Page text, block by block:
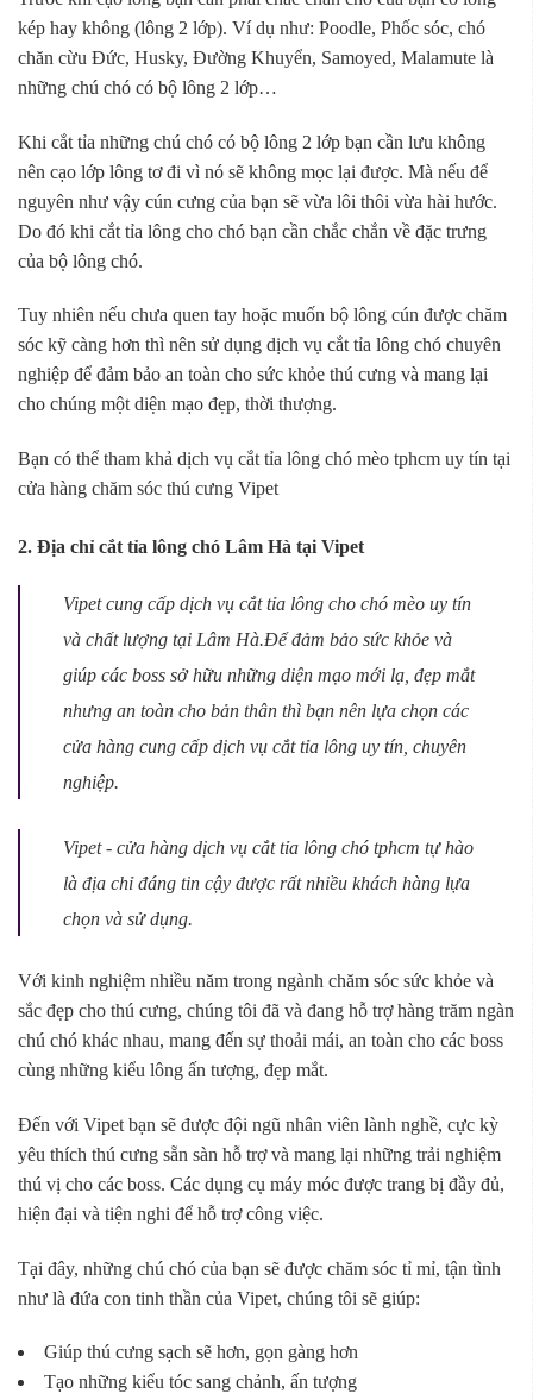
kép hay không (lông 2 lớp). Ví dụ như: Poodle, Phốc sóc, chó
chăn cừu Đức, Husky, Đường Khuyển, Samoyed, Malamute là
những chú chó có bộ lông 2 lớp…
Khi cắt tỉa những chú chó có bộ lông 2 lớp bạn cần lưu không
nên cạo lớp lông tơ đi vì nó sẽ không mọc lại được. Mà nếu để
nguyên như vậy cún cưng của bạn sẽ vừa lôi thôi vừa hài hước.
Do đó khi cắt tỉa lông cho chó bạn cần chắc chắn về đặc trưng
của bộ lông chó.
Tuy nhiên nếu chưa quen tay hoặc muốn bộ lông cún được chăm
sóc kỹ càng hơn thì nên sử dụng dịch vụ cắt tỉa lông chó chuyên
nghiệp để đảm bảo an toàn cho sức khỏe thú cưng và mang lại
cho chúng một diện mạo đẹp, thời thượng.
Bạn có thể tham khả dịch vụ cắt tỉa lông chó mèo tphcm uy tín tại
cửa hàng chăm sóc thú cưng Vipet
2. Địa chỉ cắt tỉa lông chó Lâm Hà tại Vipet
Vipet cung cấp dịch vụ cắt tỉa lông cho chó mèo uy tín
và chất lượng tại Lâm Hà.Để đảm bảo sức khỏe và
giúp các boss sở hữu những diện mạo mới lạ, đẹp mắt
nhưng an toàn cho bản thân thì bạn nên lựa chọn các
cửa hàng cung cấp dịch vụ cắt tỉa lông uy tín, chuyên
nghiệp.
Vipet - cửa hàng dịch vụ cắt tỉa lông chó tphcm tự hào
là địa chỉ đáng tin cậy được rất nhiều khách hàng lựa
chọn và sử dụng.
Với kinh nghiệm nhiều năm trong ngành chăm sóc sức khỏe và
sắc đẹp cho thú cưng, chúng tôi đã và đang hỗ trợ hàng trăm ngàn
chú chó khác nhau, mang đến sự thoải mái, an toàn cho các boss
cùng những kiểu lông ấn tượng, đẹp mắt.
Đến với Vipet bạn sẽ được đội ngũ nhân viên lành nghề, cực kỳ
yêu thích thú cưng sẵn sàn hỗ trợ và mang lại những trải nghiệm
thú vị cho các boss. Các dụng cụ máy móc được trang bị đầy đủ,
hiện đại và tiện nghi để hỗ trợ công việc.
Tại đây, những chú chó của bạn sẽ được chăm sóc tỉ mỉ, tận tình
như là đứa con tinh thần của Vipet, chúng tôi sẽ giúp:
Giúp thú cưng sạch sẽ hơn, gọn gàng hơn
Tạo những kiểu tóc sang chảnh, ấn tượng